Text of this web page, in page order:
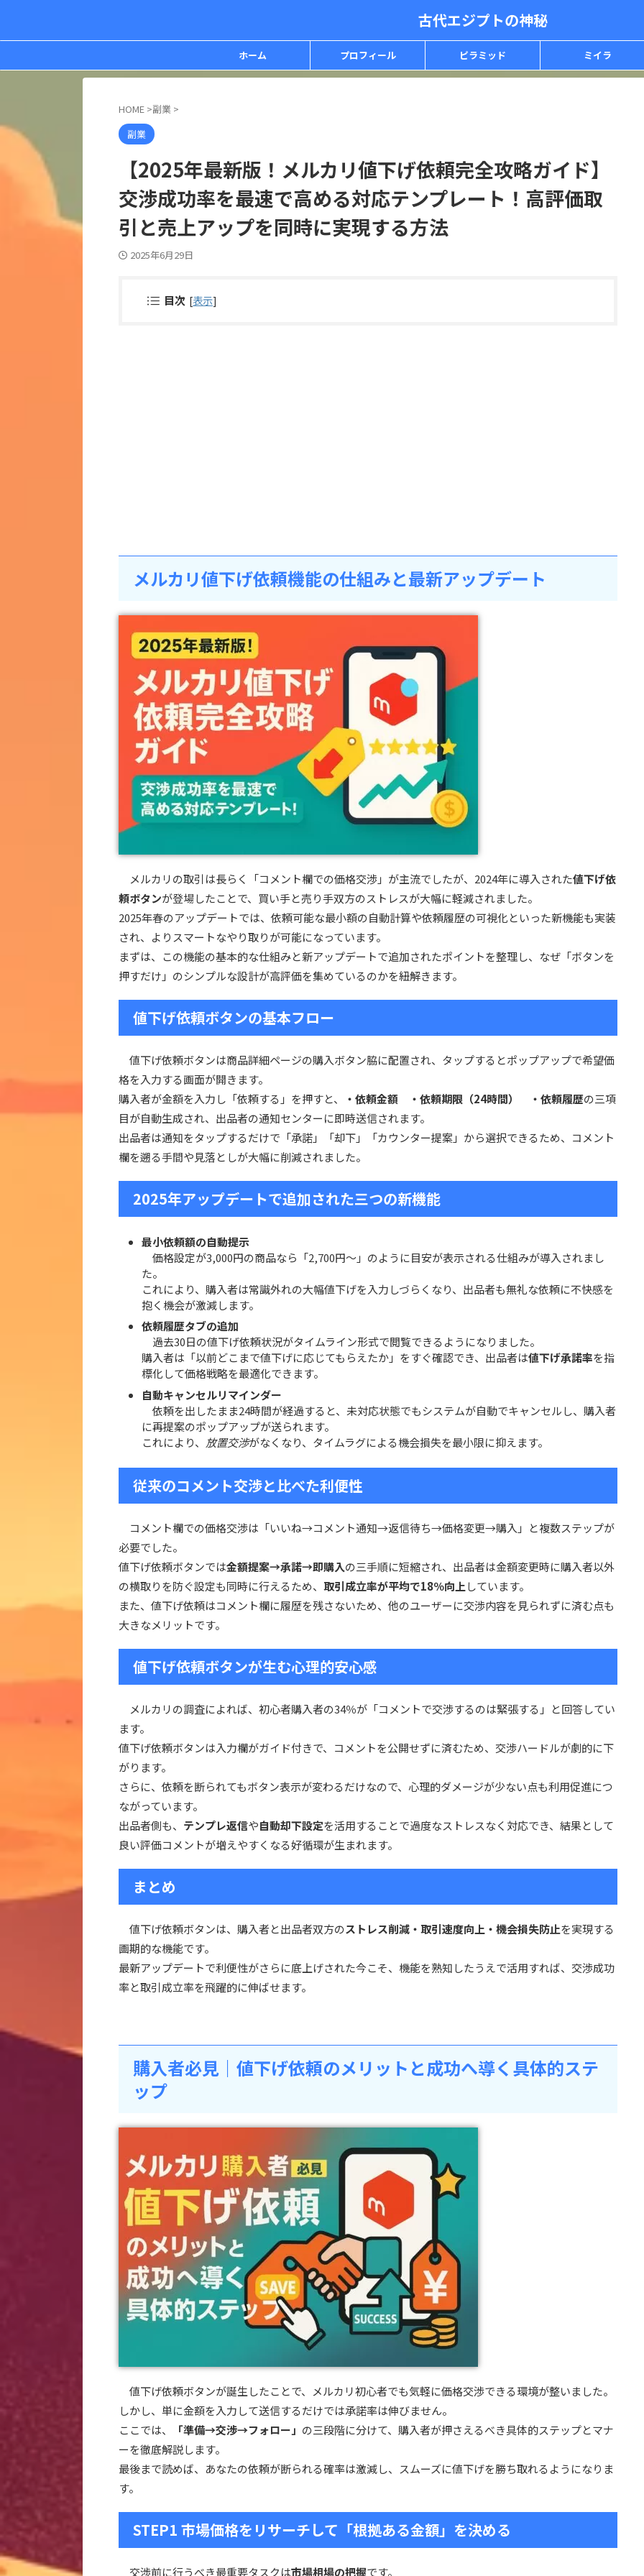
古代エジプトの神秘
ホーム プロフィール ピラミッド ミイラ
HOME >副業 >
副業
【2025年最新版！メルカリ値下げ依頼完全攻略ガイド】
交渉成功率を最速で高める対応テンプレート！高評価取
引と売上アップを同時に実現する方法
2025年6月29日
目次 [表示]
メルカリ値下げ依頼機能の仕組みと最新アップデート
メルカリの取引は長らく「コメント欄での価格交渉」が主流でしたが、2024年に導入された値下げ依
頼ボタンが登場したことで、買い手と売り手双方のストレスが大幅に軽減されました。
2025年春のアップデートでは、依頼可能な最小額の自動計算や依頼履歴の可視化といった新機能も実装
され、よりスマートなやり取りが可能になっています。
まずは、この機能の基本的な仕組みと新アップデートで追加されたポイントを整理し、なぜ「ボタンを
押すだけ」のシンプルな設計が高評価を集めているのかを紐解きます。
値下げ依頼ボタンの基本フロー
値下げ依頼ボタンは商品詳細ページの購入ボタン脇に配置され、タップするとポップアップで希望価
格を入力する画面が開きます。
購入者が金額を入力し「依頼する」を押すと、
・依頼金額 ・依頼期限（24時間） ・依頼履歴の三項
目が自動生成され、出品者の通知センターに即時送信されます。
出品者は通知をタップするだけで「承諾」「却下」「カウンター提案」から選択できるため、コメント
欄を遡る手間や見落としが大幅に削減されました。
2025年アップデートで追加された三つの新機能
最小依頼額の自動提示
価格設定が3,000円の商品なら「2,700円〜」のように目安が表示される仕組みが導入されまし
た。
これにより、購入者は常識外れの大幅値下げを入力しづらくなり、出品者も無礼な依頼に不快感を
抱く機会が激減します。
依頼履歴タブの追加
過去30日の値下げ依頼状況がタイムライン形式で閲覧できるようになりました。
購入者は「以前どこまで値下げに応じてもらえたか」をすぐ確認でき、出品者は値下げ承諾率を指
標化して価格戦略を最適化できます。
自動キャンセルリマインダー
依頼を出したまま24時間が経過すると、未対応状態でもシステムが自動でキャンセルし、購入者
に再提案のポップアップが送られます。
これにより、 放置交渉がなくなり、タイムラグによる機会損失を最小限に抑えます。
従来のコメント交渉と比べた利便性
コメント欄での価格交渉は「いいね→コメント通知→返信待ち→価格変更→購入」と複数ステップが
必要でした。
値下げ依頼ボタンでは金額提案→承諾→即購入の三手順に短縮され、出品者は金額変更時に購入者以外
の横取りを防ぐ設定も同時に行えるため、 取引成立率が平均で18％向上しています。
また、値下げ依頼はコメント欄に履歴を残さないため、他のユーザーに交渉内容を見られずに済む点も
大きなメリットです。
値下げ依頼ボタンが生む心理的安心感
メルカリの調査によれば、初心者購入者の34％が「コメントで交渉するのは緊張する」と回答してい
ます。
値下げ依頼ボタンは入力欄がガイド付きで、コメントを公開せずに済むため、交渉ハードルが劇的に下
がります。
さらに、依頼を断られてもボタン表示が変わるだけなので、心理的ダメージが少ない点も利用促進につ
ながっています。
出品者側も、 テンプレ返信や自動却下設定を活用することで過度なストレスなく対応でき、結果として
良い評価コメントが増えやすくなる好循環が生まれます。
まとめ
値下げ依頼ボタンは、購入者と出品者双方のストレス削減・取引速度向上・機会損失防止を実現する
画期的な機能です。
最新アップデートで利便性がさらに底上げされた今こそ、機能を熟知したうえで活用すれば、交渉成功
率と取引成立率を飛躍的に伸ばせます。
購入者必見｜値下げ依頼のメリットと成功へ導く具体的ステ
ップ
値下げ依頼ボタンが誕生したことで、メルカリ初心者でも気軽に価格交渉できる環境が整いました。
しかし、単に金額を入力して送信するだけでは承諾率は伸びません。
ここでは、
「準備→交渉→フォロー」 の三段階に分けて、購入者が押さえるべき具体的ステップとマナ
ーを徹底解説します。
最後まで読めば、あなたの依頼が断られる確率は激減し、スムーズに値下げを勝ち取れるようになりま
す。
STEP1 市場価格をリサーチして「根拠ある金額」を決める
交渉前に行うべき最重要タスクは市場相場の把握です。